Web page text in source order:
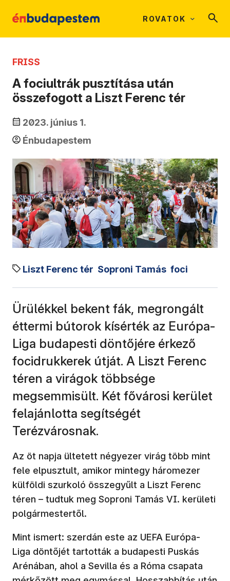
ROVATOK
FRISS
A fociultrák pusztítása után
összefogott a Liszt Ferenc tér
2023. június 1.
Énbudapestem
Liszt Ferenc tér Soproni Tamás foci
Ürülékkel bekent fák, megrongált
éttermi bútorok kísérték az Európa-
Liga budapesti döntőjére érkező
focidrukkerek útját. A Liszt Ferenc
téren a virágok többsége
megsemmisült. Két fővárosi kerület
felajánlotta segítségét
Terézvárosnak.
Az öt napja ültetett négyezer virág több mint
fele elpusztult, amikor mintegy háromezer
külföldi szurkoló összegyűlt a Liszt Ferenc
téren – tudtuk meg Soproni Tamás VI. kerületi
polgármestertől.
Mint ismert: szerdán este az UEFA Európa-
Liga döntőjét tartották a budapesti Puskás
Arénában, ahol a Sevilla és a Róma csapata